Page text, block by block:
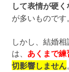
して表情が硬く
が多いものです。
しかし、結婚
は、 あくまで練
切影響しません